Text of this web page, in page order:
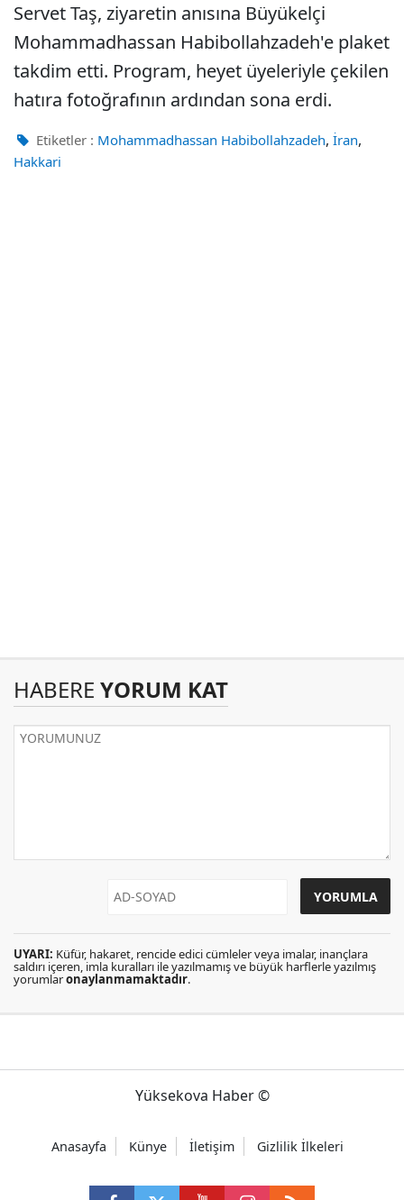
Servet Taş, ziyaretin anısına Büyükelçi
Mohammadhassan Habibollahzadeh'e plaket
takdim etti. Program, heyet üyeleriyle çekilen
hatıra fotoğrafının ardından sona erdi.
Etiketler : Mohammadhassan Habibollahzadeh, İran,
Hakkari
HABERE YORUM KAT
UYARI: Küfür, hakaret, rencide edici cümleler veya imalar, inançlara
saldırı içeren, imla kuralları ile yazılmamış ve büyük harflerle yazılmış
yorumlaronaylanmamaktadır.
Yüksekova Haber ©
Anasayfa Künye İletişim Gizlilik İlkeleri